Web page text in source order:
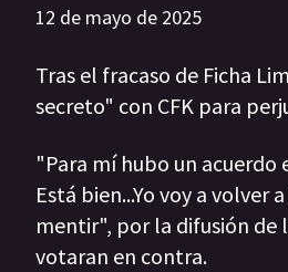
12 de mayo de 2025
Tras el fracaso de Ficha
secreto" con CFK para
"Para mí hubo un acuerdo
Está bien...Yo voy a volver
mentir", por la difusión de
votaran en contra.